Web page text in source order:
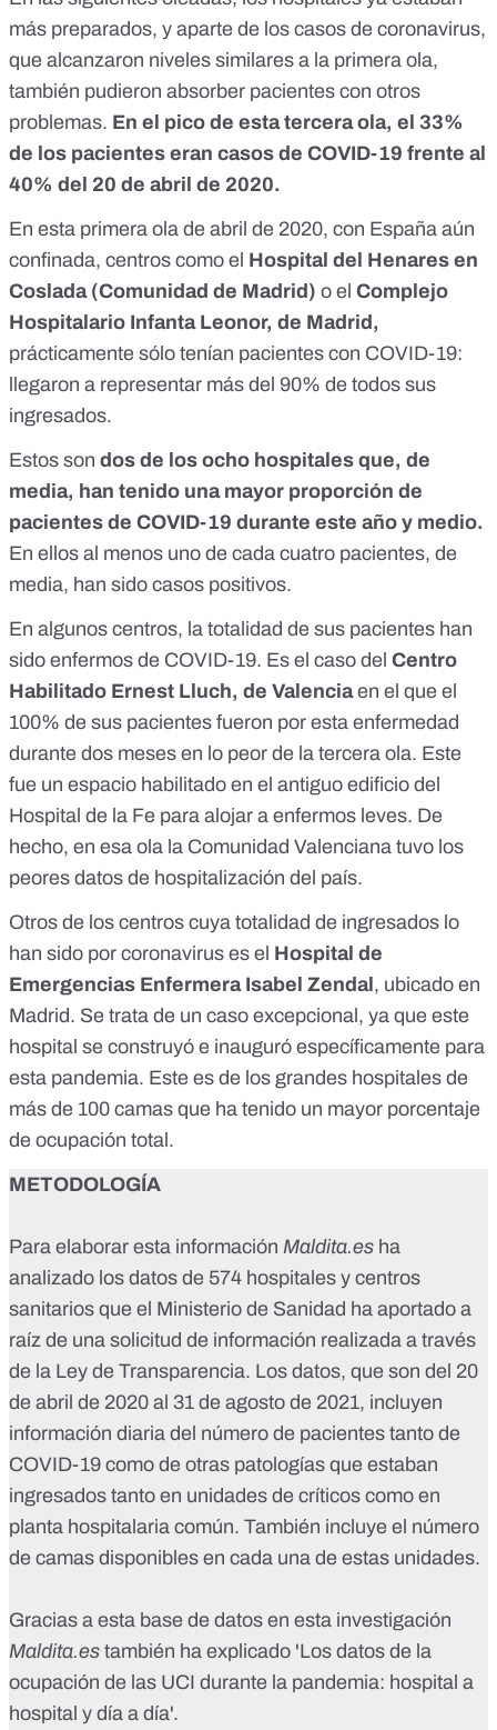
más preparados, y aparte de los casos de coronavirus,
que alcanzaron niveles similares a la primera ola,
también pudieron absorber pacientes con otros
problemas. En el pico de esta tercera ola, el 33%
de los pacientes eran casos de COVID-19 frente al
40% del 20 de abril de 2020.
En esta primera ola de abril de 2020, con España aún
confinada, centros como el Hospital del Henares en
Coslada (Comunidad de Madrid) o el Complejo
Hospitalario Infanta Leonor, de Madrid,
prácticamente sólo tenían pacientes con COVID-19:
llegaron a representar más del 90% de todos sus
ingresados.
Estos son dos de los ocho hospitales que, de
media, han tenido una mayor proporción de
pacientes de COVID-19 durante este año y medio.
En ellos al menos uno de cada cuatro pacientes, de
media, han sido casos positivos.
En algunos centros, la totalidad de sus pacientes han
sido enfermos de COVID-19. Es el caso del Centro
Habilitado Ernest Lluch, de Valenciaen el que el
100% de sus pacientes fueron por esta enfermedad
durante dos meses en lo peor de la tercera ola. Este
fue un espacio habilitado en el antiguo edificio del
Hospital de la Fe para alojar a enfermos leves. De
hecho, en esa ola la Comunidad Valenciana tuvo los
peores datos de hospitalización del país.
Otros de los centros cuya totalidad de ingresados lo
han sido por coronavirus es el Hospital de
Emergencias Enfermera Isabel Zendal , ubicado en
Madrid. Se trata de un caso excepcional, ya que este
hospital se construyó e inauguró específicamente para
esta pandemia. Este es de los grandes hospitales de
más de 100 camas que ha tenido un mayor porcentaje
de ocupación total.
METODOLOGÍA
Para elaborar esta información Maldita.es ha
analizado los datos de 574 hospitales y centros
sanitarios que el Ministerio de Sanidad ha aportado a
raíz de una solicitud de información realizada a través
de la Ley de Transparencia. Los datos, que son del 20
de abril de 2020 al 31 de agosto de 2021, incluyen
información diaria del número de pacientes tanto de
COVID-19 como de otras patologías que estaban
ingresados tanto en unidades de críticos como en
planta hospitalaria común. También incluye el número
de camas disponibles en cada una de estas unidades.
Gracias a esta base de datos en esta investigación
Maldita.es también ha explicado 'Los datos de la
ocupación de las UCI durante la pandemia: hospital a
hospital y día a día'.